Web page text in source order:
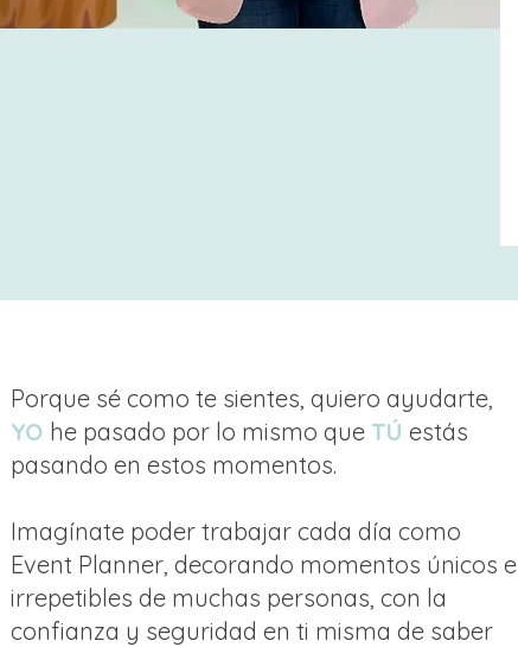
Porque sé como te sientes, quiero ayudarte,
YO he pasado por lo mismo queTÚ estás
pasando en estos momentos.
Imagínate poder trabajar cada día como
Event Planner, decorando momentos únicos e
irrepetibles de muchas personas, con la
confianza y seguridad en ti misma de saber